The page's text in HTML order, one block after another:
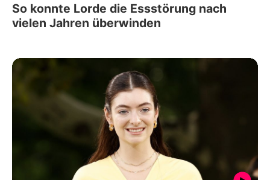
So konnte Lorde die Essstörung nach
vielen Jahren überwinden